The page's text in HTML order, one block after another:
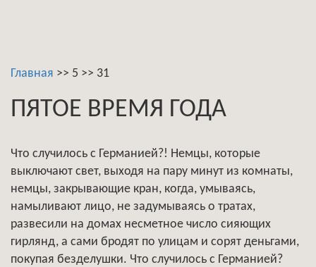
Главная >> 5 >> 31
ПЯТОЕ ВРЕМЯ ГОДА
Что случилось с Германией?! Немцы, которые
выключают свет, выходя на пару минут из комнаты,
немцы, закрывающие кран, когда, умываясь,
намыливают лицо, не задумываясь о тратах,
развесили на домах несметное число сияющих
гирлянд, а сами бродят по улицам и сорят деньгами,
покупая безделушки. Что случилось с Германией?